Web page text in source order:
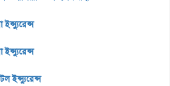
ইন্স্যুরেন্স
ইন্স্যুরেন্স
ইন্স্যুরেন্স